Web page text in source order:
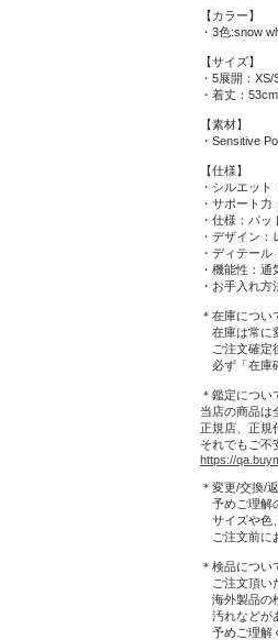
【カラー】
・3色:snow
【サイズ】
・5展開：XS/
・着丈：
【素材】
・Sensitive
【仕様】
・シルエット
・サポート力
・仕様：パ
・デザイン
・ディテー
・機能性：通
・お手入れ
＊在庫につい
在庫は常に
ご注文確定
必ず「在庫
＊鑑定につい
当店の商品は
正規店、正規
それでもご不
https://
＊変更/交換/
予めご理解
サイズや色
ご注文前に
＊検品につい
ご注文頂い
海外製品の
汚れなどが
予めご理解